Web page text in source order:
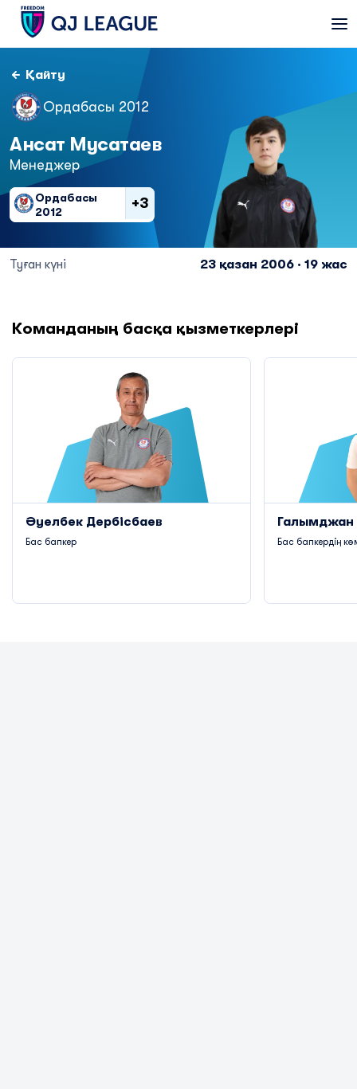
Қайту
Ордабасы 2012
Ансат Мусатаев
Менеджер
Ордабасы
2012
+3
Туған күні 23 қазан 2006 · 19 жас
Команданың басқа қызметкерлері
Әуелбек Дербісбаев
Бас бапкер
Галымджан
Бас бапкердің